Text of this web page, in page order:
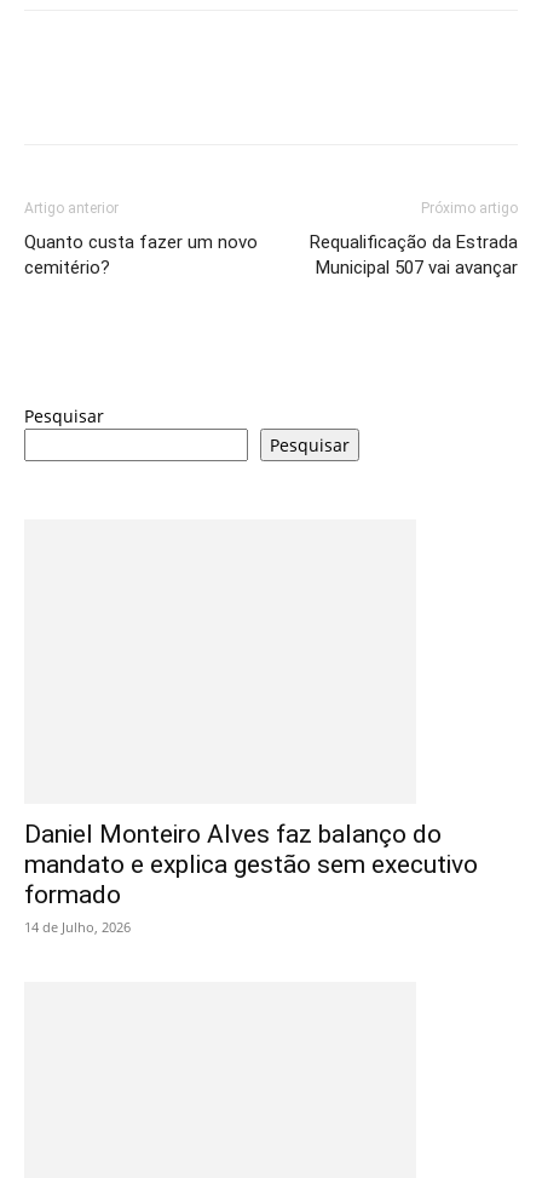
Artigo anterior
Quanto custa fazer um novo
cemitério?
Próximo artigo
Requalificação da Estrada
Municipal 507 vai avançar
Pesquisar
Pesquisar
Daniel Monteiro Alves faz balanço do
mandato e explica gestão sem executivo
formado
14 de Julho, 2026